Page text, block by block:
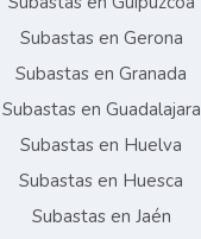
Subastas en Gerona
Subastas en Granada
Subastas en Guadalajara
Subastas en Huelva
Subastas en Huesca
Subastas en Jaén